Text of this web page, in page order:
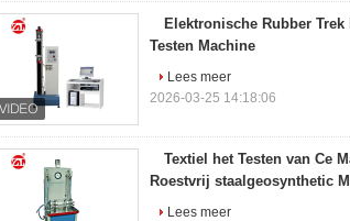
Elektronische Rubber
Testen Machine
Lees meer
2026-03-25 14:18:06
Textiel het Testen van Ce
Roestvrij staalgeosynthetic
Lees meer